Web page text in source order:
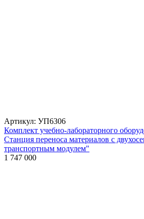
Артикул: УП6306
Комплект учебно-лабораторного
Станция переноса материалов с
транспортным модулем"
1 747 000